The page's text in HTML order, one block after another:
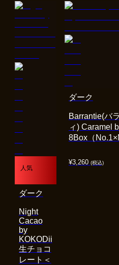
人気
Night
Cacao
by
KOKODii
生チョコ
レート＜
ダーク
¥3,260 (税込)
Barrantie(バ
ィ) Caramel
8Box（
ダーク